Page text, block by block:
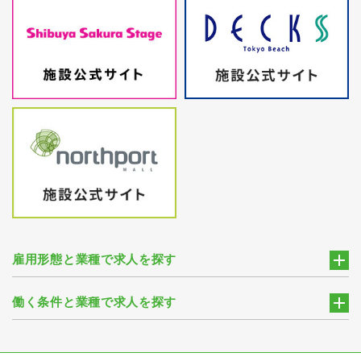
雇用形態と業種で求人を探す
働く条件と業種で求人を探す